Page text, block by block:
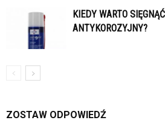
KIEDY WARTO
ANTYKOROZYJNY?
ZOSTAW ODPOWIEDŹ